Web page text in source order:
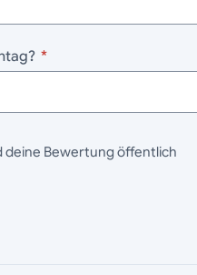
*
deine Bewertung öffentlich